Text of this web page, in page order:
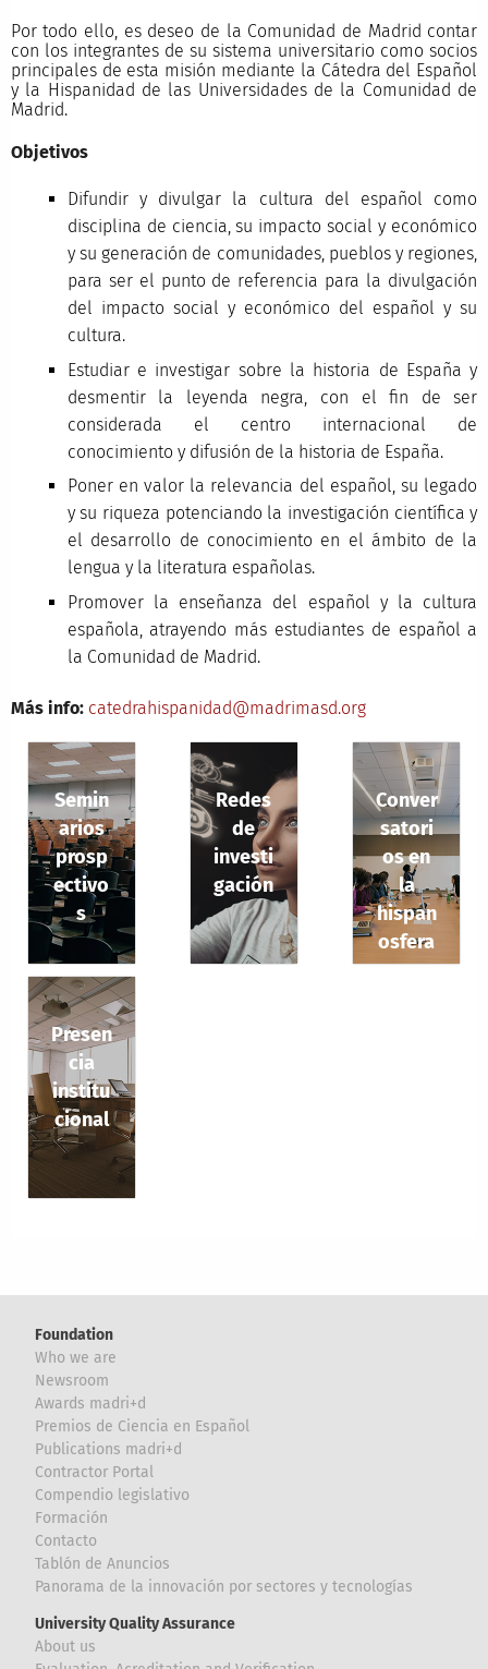
Por todo ello, es deseo de la Comunidad de Madrid contar
con los integrantes de su sistema universitario como socios
principales de esta misión mediante la Cátedra del Español
y la Hispanidad de las Universidades de la Comunidad de
Madrid.
Objetivos
Difundir y divulgar la cultura del español como
disciplina de ciencia, su impacto social y económico
y su generación de comunidades, pueblos y regiones,
para ser el punto de referencia para la divulgación
del impacto social y económico del español y su
cultura.
Estudiar e investigar sobre la historia de España y
desmentir la leyenda negra, con el fin de ser
considerada el centro internacional de
conocimiento y difusión de la historia de España.
Poner en valor la relevancia del español, su legado
y su riqueza potenciando la investigación científica y
el desarrollo de conocimiento en el ámbito de la
lengua y la literatura españolas.
Promover la enseñanza del español y la cultura
española, atrayendo más estudiantes de español a
la Comunidad de Madrid.
Más info: catedrahispanidad@madrimasd.org
Semin
arios
prosp
ectivo
s
Redes
de
investi
gación
Conver
satori
os en
la
hispan
osfera
Presen
cia
institu
cional
Foundation
Who we are
Newsroom
Awards madri+d
Premios de Ciencia en Español
Publications madri+d
Contractor Portal
Compendio legislativo
Formación
Contacto
Tablón de Anuncios
Panorama de la innovación por sectores y tecnologías
University Quality Assurance
About us